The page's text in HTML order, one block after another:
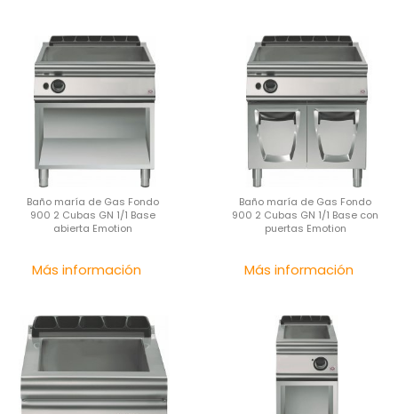
Baño maría de Gas Fondo
900 2 Cubas GN 1/1 Base
abierta Emotion
Más información
Baño maría de Gas Fondo
900 2 Cubas GN 1/1 Base con
puertas Emotion
Más información